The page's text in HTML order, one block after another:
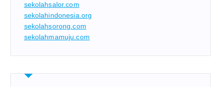
sekolahsalor.com
sekolahindonesia.org
sekolahsorong.com
sekolahmamuju.com